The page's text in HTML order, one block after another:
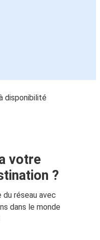
disponibilité
votre
?
réseau avec
dans le monde